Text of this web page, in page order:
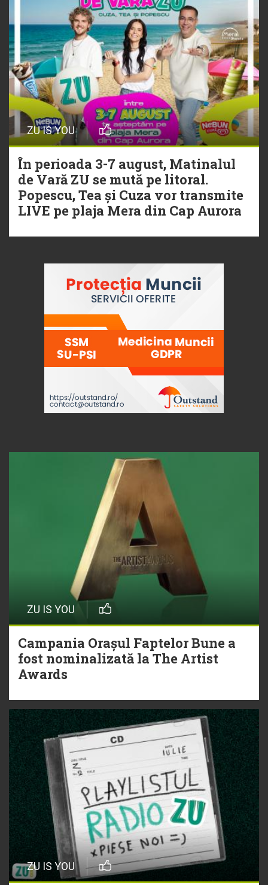
ZU IS YOU
În perioada 3-7 august, Matinalul
de Vară ZU se mută pe litoral.
Popescu, Tea și Cuza vor transmite
LIVE pe plaja Mera din Cap Aurora
ZU IS YOU
Campania Orașul Faptelor Bune a
fost nominalizată la The Artist
Awards
ZU IS YOU